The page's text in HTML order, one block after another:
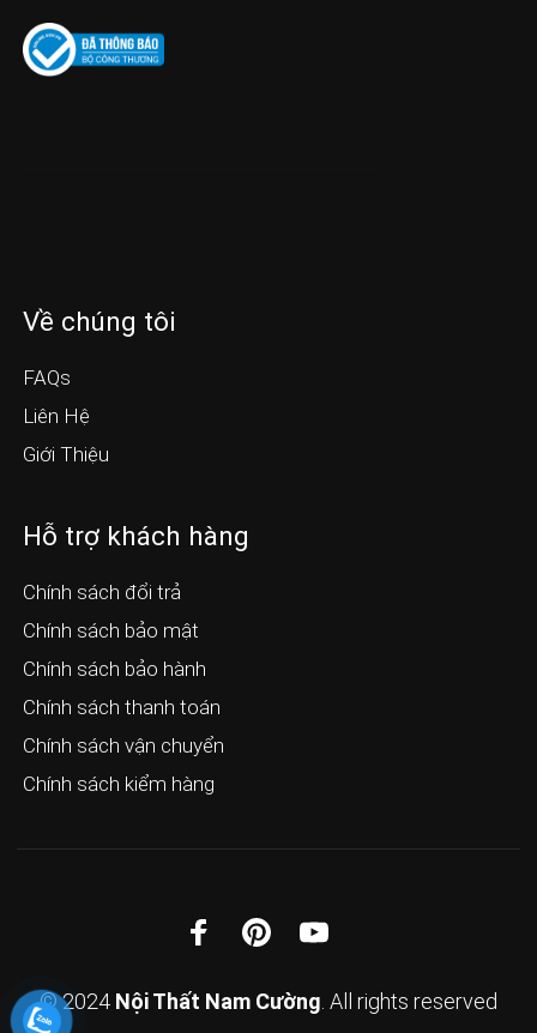
Về chúng tôi
FAQs
Liên Hệ
Giới Thiệu
Hỗ trợ khách hàng
Chính sách đổi trả
Chính sách bảo mật
Chính sách bảo hành
Chính sách thanh toán
Chính sách vận chuyển
Chính sách kiểm hàng
© 2024 Nội Thất Nam Cường . All rights reserved